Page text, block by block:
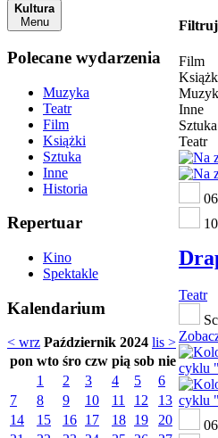
Kultura
Menu
Polecane wydarzenia
Muzyka
Teatr
Film
Książki
Sztuka
Inne
Historia
Repertuar
Kino
Spektakle
Kalendarium
< wrz Październik 2024 lis >
pon wto śro czw pią sob nie
1
2 3 4 5
6
7
8 9 10 11 12
13
14
15 16 17 18 19
20
Filtruj
Film
Inne
Sztuka
Teatr
Teatr